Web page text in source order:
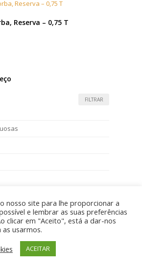
Reserva – 0,75 T
FILTRAR
IVA - golddrinks.pt 2026 - ByVM
Política de Privacidade
Clientes Satisfeitos
nosso site para lhe proporcionar a
e lembrar as suas preferências
clicar em "Aceito", está a dar-nos
usarmos.
ACEITAR